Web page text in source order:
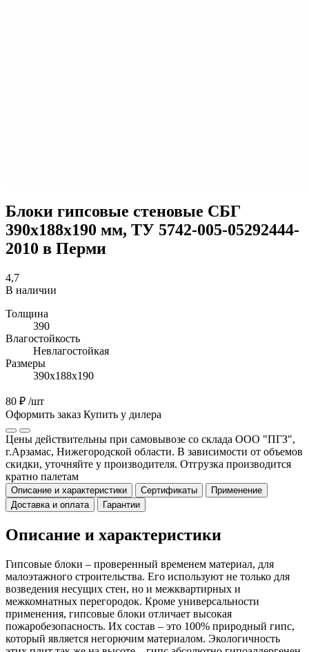
Блоки гипсовые стеновые СБГ
390х188х190 мм, ТУ 5742-005-05292444-
2010 в Перми
4,7
В наличии
Толщина
390
Влагостойкость
Невлагостойкая
Размеры
390х188х190
80 ₽ /шт
Оформить заказ Купить у дилера
Цены действительны при самовывозе со склада ООО "ПГЗ",
г.Арзамас, Нижегородской области. В зависимости от объемов
скидки, уточняйте у производителя. Отгрузка производится
кратно палетам
Описание и характеристики Сертификаты
Применение
Доставка и оплата
Гарантии
Описание и характеристики
Гипсовые блоки – проверенный временем материал, для
малоэтажного строительства. Его используют не только для
возведения несущих стен, но и межквартирных и
межкомнатных перегородок. Кроме универсальности
применения, гипсовые блоки отличает высокая
пожаробезопасность. Их состав – это 100% природный гипс,
который является негорючим материалом. Экологичность